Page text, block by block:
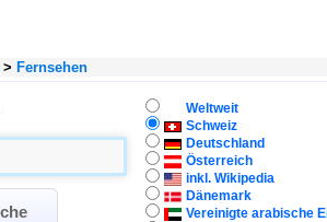
> Fernsehen
Weltweit
Schweiz
Deutschland
Österreich
inkl. Wikipedia
Dänemark
Vereinigte arabische